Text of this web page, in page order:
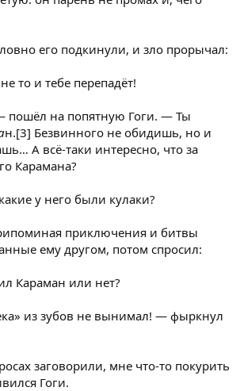
его подкинули, и зло прорычал:
то и тебе перепадёт!
на попятную Гоги. — Ты
н.[3] Безвинного не обидишь, но и
А всё-таки интересно, что за
Карамана?
у него были кулаки?
приключения и битвы
ему другом, потом спросил:
Караман или нет?
из зубов не вынимал! — фыркнул
заговорили, мне что-то покурить
Гоги.